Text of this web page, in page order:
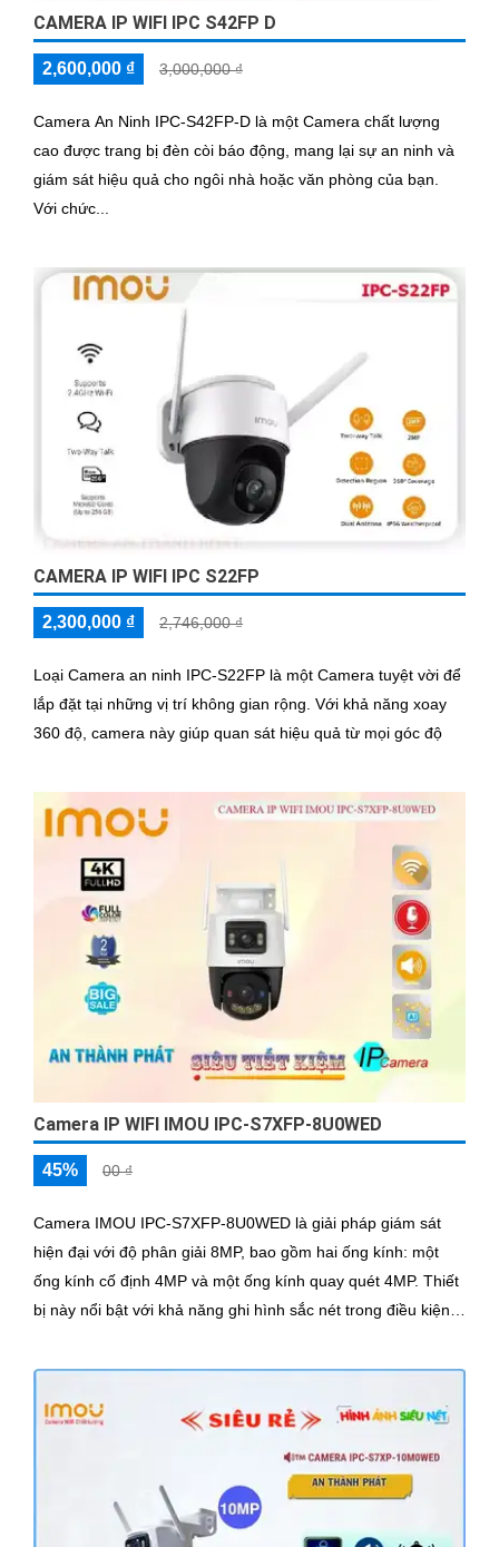
CAMERA IP WIFI IPC S42FP D
2,600,000 ₫ 3,000,000 ₫
Camera An Ninh IPC-S42FP-D là một Camera chất lượng
cao được trang bị đèn còi báo động, mang lại sự an ninh và
giám sát hiệu quả cho ngôi nhà hoặc văn phòng của bạn.
Với chức...
CAMERA IP WIFI IPC S22FP
2,300,000 ₫ 2,746,000 ₫
Loại Camera an ninh IPC-S22FP là một Camera tuyệt vời để
lắp đặt tại những vị trí không gian rộng. Với khả năng xoay
360 độ, camera này giúp quan sát hiệu quả từ mọi góc độ
Camera IP WIFI IMOU IPC-S7XFP-8U0WED
45% 00 ₫
Camera IMOU IPC-S7XFP-8U0WED là giải pháp giám sát
hiện đại với độ phân giải 8MP, bao gồm hai ống kính: một
ống kính cố định 4MP và một ống kính quay quét 4MP. Thiết
bị này nổi bật với khả năng ghi hình sắc nét trong điều kiện